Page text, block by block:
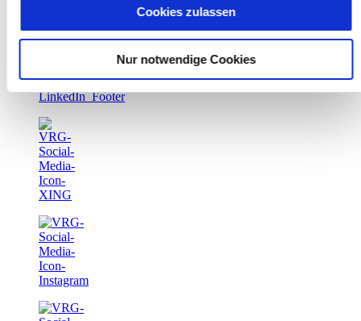
Informationen entnehmen Sie unserer
Datenschutzerklärung für diese Website.
Cookies zulassen
Nur notwendige Cookies